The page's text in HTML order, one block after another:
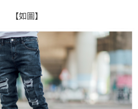
訊認證，即可結帳。
程】
先享後付」後，將跳轉至「AFTEE先享後付」
認金額後，即可完成結帳。
到繳費通知簡訊。
內，點擊此簡訊中的連結，可透過四大超商／
進行付款，方視為交易完成。
不需立刻繳費，但若您需要取消訂單，請聯絡
意取消之訂單仍視為有效，需透過AFTEE先享
含以上)免運費
含以上)免運費
含以上)免運費
【如圖】